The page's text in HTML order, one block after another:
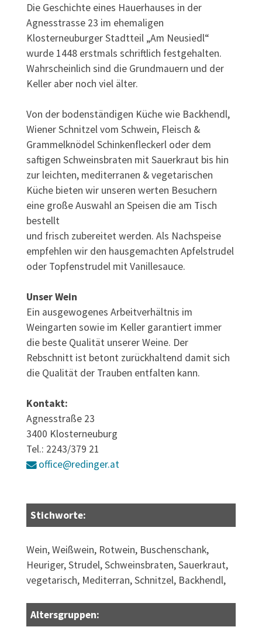
Die Geschichte eines Hauerhauses in der
Agnesstrasse 23 im ehemaligen
Klosterneuburger Stadtteil „Am Neusiedl“
wurde 1448 erstmals schriftlich festgehalten.
Wahrscheinlich sind die Grundmauern und der
Keller aber noch viel älter.
Von der bodenständigen Küche wie Backhendl,
Wiener Schnitzel vom Schwein, Fleisch &
Grammelknödel Schinkenfleckerl oder dem
saftigen Schweinsbraten mit Sauerkraut bis hin
zur leichten, mediterranen & vegetarischen
Küche bieten wir unseren werten Besuchern
eine große Auswahl an Speisen die am Tisch
bestellt
und frisch zubereitet werden. Als Nachspeise
empfehlen wir den hausgemachten Apfelstrudel
oder Topfenstrudel mit Vanillesauce.
Unser Wein
Ein ausgewogenes Arbeitverhältnis im
Weingarten sowie im Keller garantiert immer
die beste Qualität unserer Weine. Der
Rebschnitt ist betont zurückhaltend damit sich
die Qualität der Trauben entfalten kann.
Kontakt:
Agnesstraße 23
3400 Klosterneuburg
Tel.: 2243/379 21
office@redinger.at
Stichworte:
Wein, Weißwein, Rotwein, Buschenschank,
Heuriger, Strudel, Schweinsbraten, Sauerkraut,
vegetarisch, Mediterran, Schnitzel, Backhendl,
Altersgruppen: